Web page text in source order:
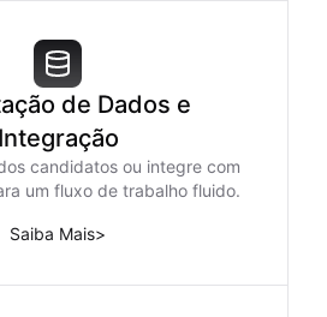
de Dados e
Integração
candidatos ou integre com
um fluxo de trabalho fluido.
Saiba Mais>